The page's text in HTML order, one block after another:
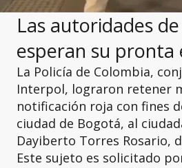
Las autoridades
esperan su pronta
La Policía de Colombia,
Interpol, lograron retener
notificación roja con fines
ciudad de Bogotá, al
Dayiberto Torres Rosario,
Este sujeto es solicitado